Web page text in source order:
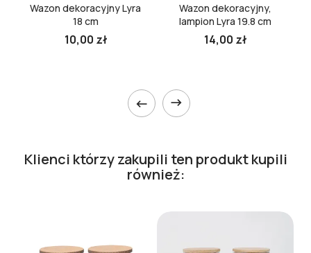
Wazon dekoracyjny Lyra
18 cm
10,00 zł
Wazon dekoracyjny,
lampion Lyra 19.8 cm
14,00 zł
 
Klienci którzy zakupili ten produkt kupili
również: